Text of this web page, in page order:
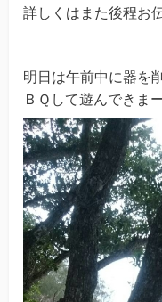
詳しくはまた後程お
明日は午前中に器を
ＢＱして遊んできま